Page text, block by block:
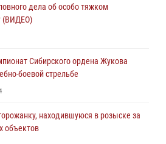
дела об особо тяжком
(ВИДЕО)
Сибирского ордена Жукова
боевой стрельбе
находившуюся в розыске за
объектов